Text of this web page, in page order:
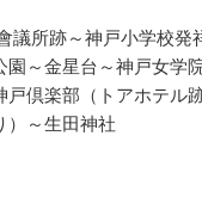
議所跡～神戸小学校
～金星台～神戸女学
戸倶楽部（トアホテル
）～生田神社